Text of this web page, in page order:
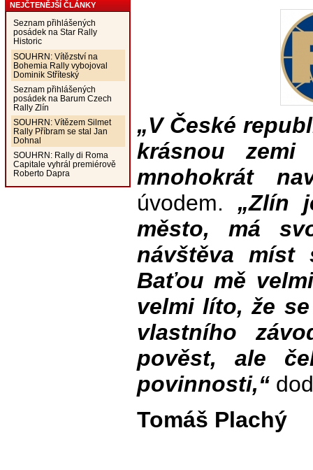
NEJČTENĚJŠÍ ČLÁNKY
Seznam přihlášených
posádek na Star Rally
Historic
SOUHRN: Vítězství na
Bohemia Rally vybojoval
Dominik Stříteský
Seznam přihlášených
posádek na Barum Czech
Rally Zlín
SOUHRN: Vítězem Silmet
Rally Příbram se stal Jan
Dohnal
SOUHRN: Rally di Roma
Capitale vyhrál premiérově
Roberto Dapra
„V České
krásnou
mnohokrát
úvodem. „Zlín
město, má
návštěva míst
Baťou mě
velmi líto, že
vlastního
pověst, ale
povinnosti,“
Tomáš Plachý